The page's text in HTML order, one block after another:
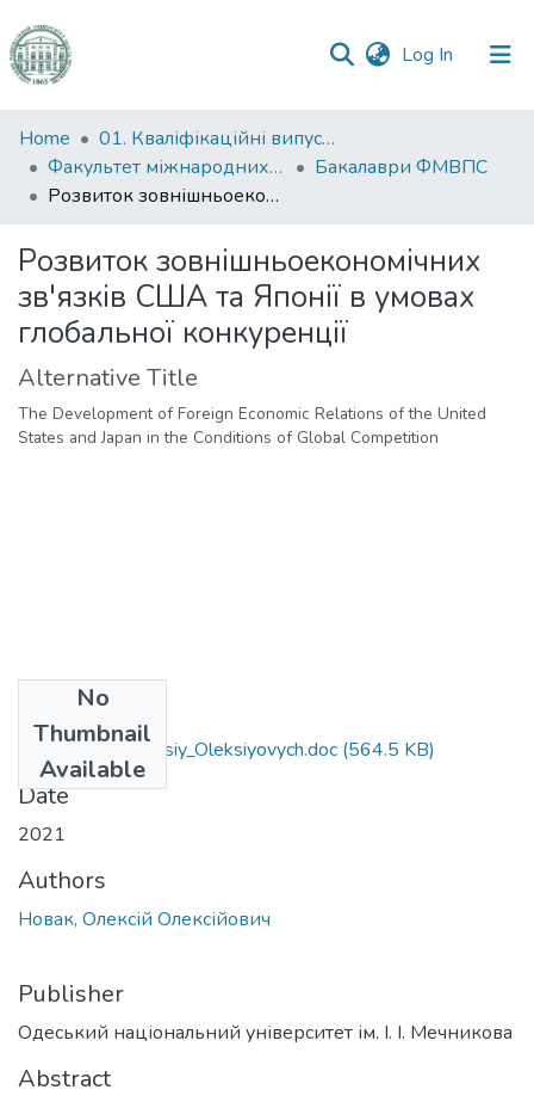
Log In (current)
Communities
&
Collections
Statistics
Home
01. Кваліфікаційні випускні роботи здобувачів вищої освіти
Факультет міжнародних відносин, політології та соціології
Бакалаври ФМВПС
Розвиток зовнішньоекономічних зв'язків США та Японії в умовах глобальної конкуренції
Розвиток зовнішньоекономічних
зв'язків США та Японії в умовах
глобальної конкуренції
Alternative Title
The Development of Foreign Economic Relations of the United
States and Japan in the Conditions of Global Competition
No
Thumbnail
Available
292_Novak_Oleksiy_Oleksiyovych.doc (564.5 KB)
Date
2021
Authors
Новак, Олексій Олексійович
Publisher
Одеський національний університет ім. І. І. Мечникова
Abstract